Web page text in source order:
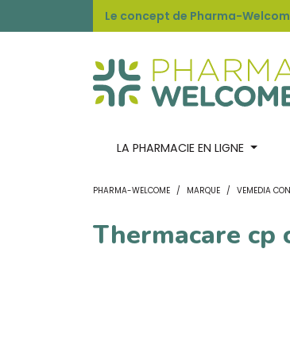
Le concept de Pharma-
LA PHARMACIE EN LIGNE
PHARMA-WELCOME MARQUE VEMEDIA
Thermacare